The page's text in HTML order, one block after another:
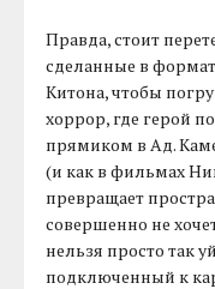
Правда, стоит
сделанные в
Китона, чтобы
хоррор, где герой
прямиком в Ад.
(и как в фильмах
превращает
совершенно не
нельзя просто так
подключенный к